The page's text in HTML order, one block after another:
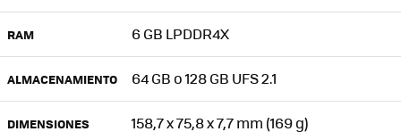
RAM 6 GB LPDDR4X
ALMACENAMIENTO 64 GB o 128 GB UFS 2.1
DIMENSIONES 158,7 x 75,8 x 7,7 mm (169 g)